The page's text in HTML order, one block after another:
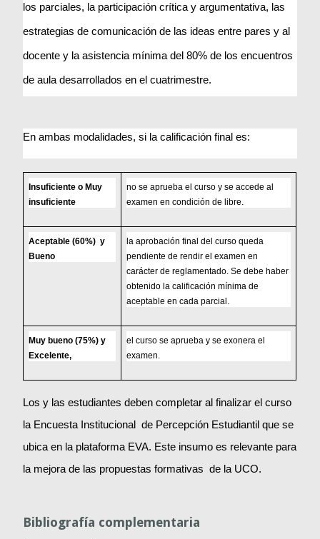
los parciales, la participación crítica y argumentativa, las
estrategias de comunicación de las ideas entre pares y al
docente y la asistencia mínima del 80% de los encuentros
de aula desarrollados en el cuatrimestre.
En ambas modalidades, si la calificación final es:
Insuficiente o Muy
insuficiente
no se aprueba el curso y se accede al
examen en condición de libre.
Aceptable (60%)  y
Bueno
la aprobación final del curso queda
pendiente de rendir el examen en
carácter de reglamentado. Se debe haber
obtenido la calificación mínima de
aceptable en cada parcial.
Muy bueno (75%) y
Excelente,
el curso se aprueba y se exonera el
examen.
Los y las estudiantes deben completar al finalizar el curso
la Encuesta Institucional de Percepción Estudiantil que se
ubica en la plataforma EVA. Este insumo es relevante para
la mejora de las propuestas formativas de la UCO.
Bibliografía complementaria